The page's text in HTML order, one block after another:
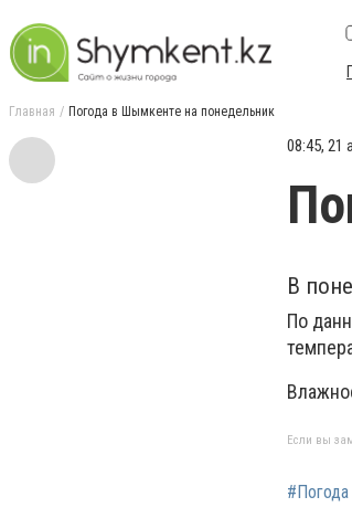
Главная Погода в Шымкенте на понедельник
08:45, 21
В
По
Если вы
#Погода